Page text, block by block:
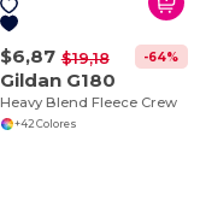
$6,87 $19,18 -64%
Gildan G180
Heavy Blend Fleece Crew
+42 Colores